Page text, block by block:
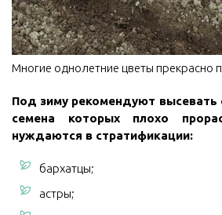
Многие однолетние цветы прекрасно
Под зиму рекомендуют высевать
семена которых плохо
нуждаются в стратификации:
бархатцы;
астры;